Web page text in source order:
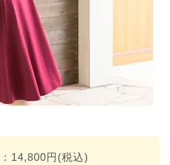
14,800円(税込)